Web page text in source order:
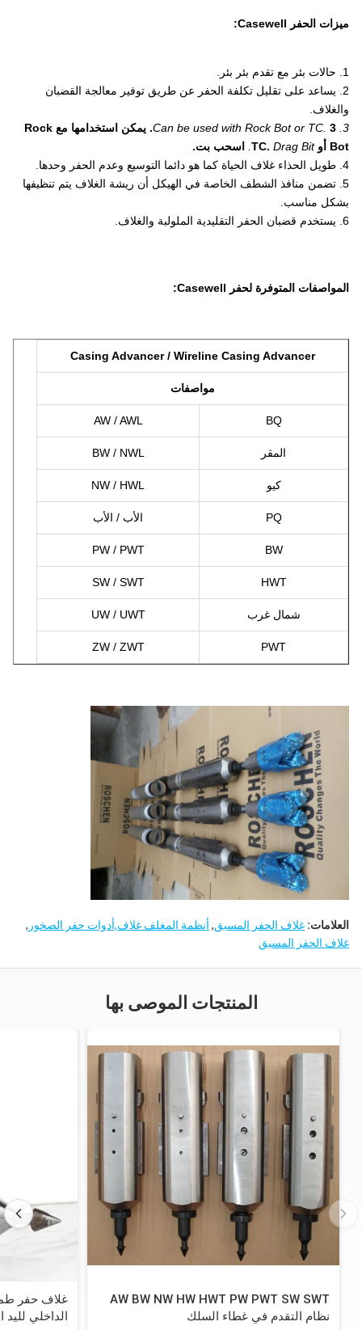
ميزات الحفر Casewell:
1. حالات بئر مع تقدم بئر بئر.
2. يساعد على تقليل تكلفة الحفر عن طريق توفير معالجة القضبان
والغلاف.
3. Can be used with Rock Bot or TC.
3. يمكن استخدامها مع Rock
Bot أو TC.
Drag Bit.
اسحب بت.
4. طويل الحذاء غلاف الحياة كما هو دائما التوسيع وعدم الحفر وحدها.
5. تضمن منافذ الشطف الخاصة في الهيكل أن ريشة الغلاف يتم تنظيفها
بشكل مناسب.
6. يستخدم قضبان الحفر التقليدية الملولبة والغلاف.
المواصفات المتوفرة لحفر Casewell:
Casing Advancer / Wireline Casing Advancer
مواصفات
BQ
AW / AWL
المقر BW / NWL
كيو NW / HWL
PQ الأب / الأب
BW
PW / PWT
HWT
SW / SWT
شمال غرب UW / UWT
PWT
ZW / ZWT
العلامات: غلاف الحفر المسبق, أنظمة المغلف غلاف,أدوات حفر الصخور ,
غلاف الحفر المسبق
المنتجات الموصى بها
AW BW NW HW HWT PW PWT SW SWT
نظام التقدم في غطاء السلك
الداخلي لليد